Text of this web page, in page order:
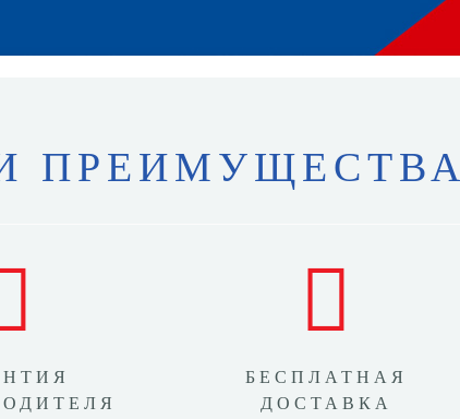
ПРЕИМУЩЕСТВА
БЕСПЛАТНАЯ
ДОСТАВКА